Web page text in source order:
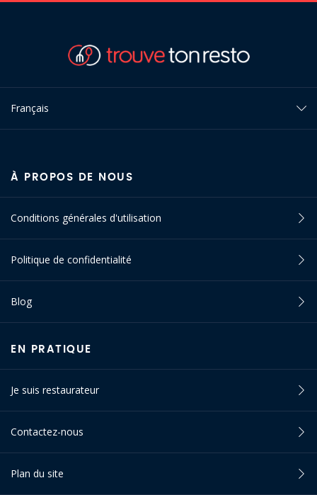
Français
À PROPOS DE NOUS
Conditions générales d'utilisation
Politique de confidentialité
Blog
EN PRATIQUE
Je suis restaurateur
Contactez-nous
Plan du site